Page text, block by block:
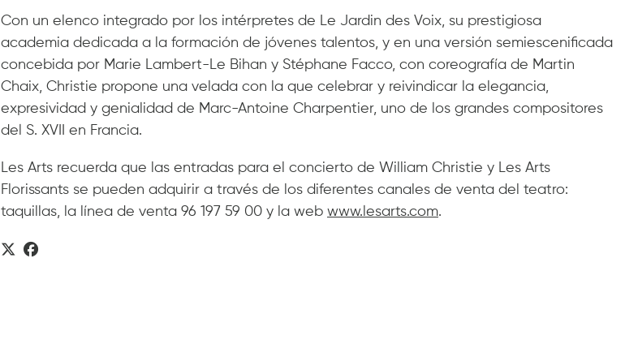
Con un elenco integrado por los intérpretes de Le Jardin des Voix, su prestigiosa
academia dedicada a la formación de jóvenes talentos, y en una versión semiescenificada
concebida por Marie Lambert-Le Bihan y Stéphane Facco, con coreografía de Martin
Chaix, Christie propone una velada con la que celebrar y reivindicar la elegancia,
expresividad y genialidad de Marc-Antoine Charpentier, uno de los grandes compositores
del S. XVII en Francia.
Les Arts recuerda que las entradas para el concierto de William Christie y Les Arts
Florissants se pueden adquirir a través de los diferentes canales de venta del teatro:
taquillas, la línea de venta 96 197 59 00 y la web www.lesarts.com.